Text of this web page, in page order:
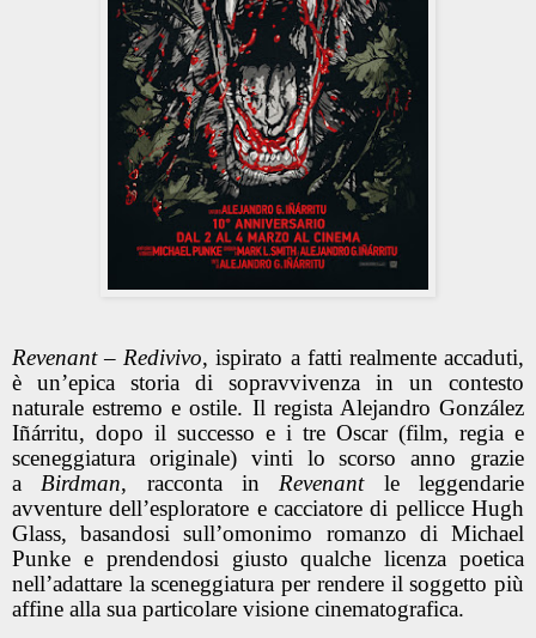
Revenant – Redivivo, ispirato a fatti realmente accaduti,
è un’epica storia di sopravvivenza in un contesto
naturale estremo e ostile. Il regista Alejandro González
Iñárritu, dopo il successo e i tre Oscar (film, regia e
sceneggiatura originale) vinti lo scorso anno grazie
a Birdman, racconta in Revenantle leggendarie
avventure dell’esploratore e cacciatore di pellicce Hugh
Glass, basandosi sull’omonimo romanzo di Michael
Punke e prendendosi giusto qualche licenza poetica
nell’adattare la sceneggiatura per rendere il soggetto più
affine alla sua particolare visione cinematografica.